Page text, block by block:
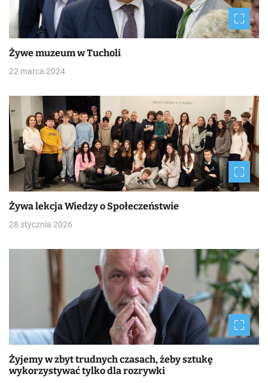
Żywe muzeum w Tucholi
22 marca 2024
Żywa lekcja Wiedzy o Społeczeństwie
28 stycznia 2026
Żyjemy w zbyt trudnych czasach, żeby sztukę
wykorzystywać tylko dla rozrywki